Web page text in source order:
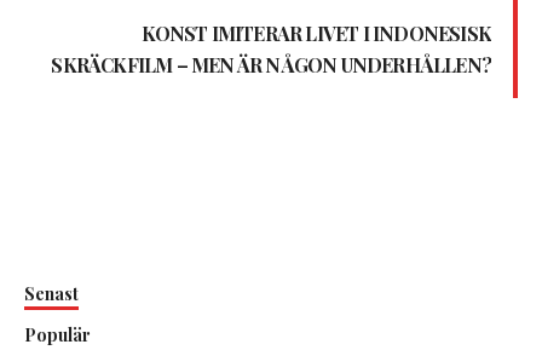
KONST IMITERAR LIVET I INDONESISK
SKRÄCKFILM – MEN ÄR NÅGON UNDERHÅLLEN?
Senast
Populär